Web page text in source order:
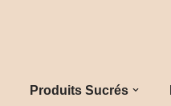
Produits Sucrés